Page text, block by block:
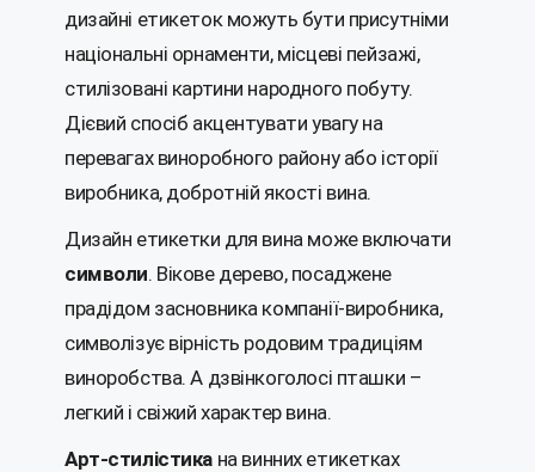
дизайні етикеток можуть бути присутніми
національні орнаменти, місцеві пейзажі,
стилізовані картини народного побуту.
Дієвий спосіб акцентувати увагу на
перевагах виноробного району або історії
виробника, добротній якості вина.
Дизайн етикетки для вина може включати
символи. Вікове дерево, посаджене
прадідом засновника компанії-виробника,
символізує вірність родовим традиціям
виноробства. А дзвінкоголосі пташки –
легкий і свіжий характер вина.
Арт-стилістика на винних етикетках